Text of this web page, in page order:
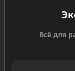
Всё для